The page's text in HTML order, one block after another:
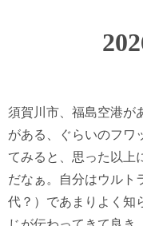
須賀川市、福島空港が
がある、ぐらいのフワ
てみると、思った以上
だなぁ。自分はウルト
代？）であまりよく知